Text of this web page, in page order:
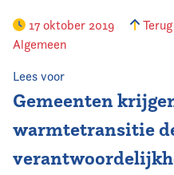
Opleiding
Kennis & Informatie
Vereniging
17 oktober 2019
Algemeen
Lees voor
Gemeenten
warmtetransitie